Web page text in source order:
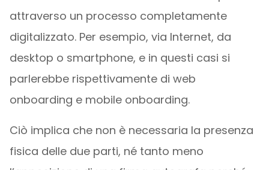
attraverso un processo completamente
digitalizzato. Per esempio, via Internet, da
desktop o smartphone, e in questi casi si
parlerebbe rispettivamente di web
onboarding e mobile onboarding.
Ciò implica che non è necessaria la presenza
fisica delle due parti, né tanto meno